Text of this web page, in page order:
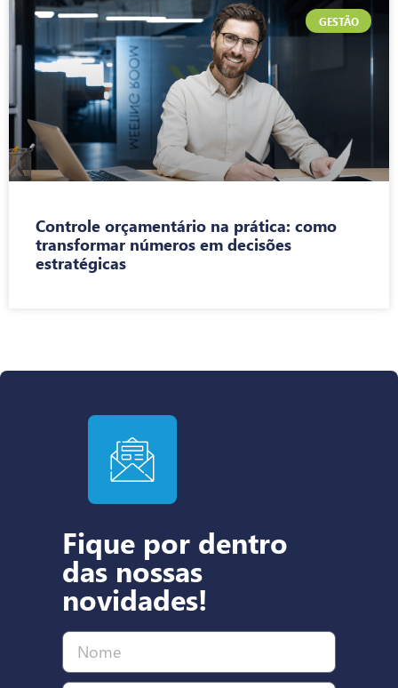
GESTÃO
Controle orçamentário na prática: como
transformar números em decisões
estratégicas
Fique por dentro
das nossas
novidades!